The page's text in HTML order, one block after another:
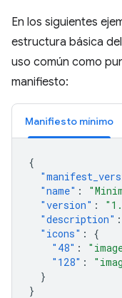
En los siguientes
estructura básica
uso común como
manifiesto:
Manifiesto mínimo
{
"name" :
"version" :
"description" :
"icons" :
{
"48" :
"128" :
}
}